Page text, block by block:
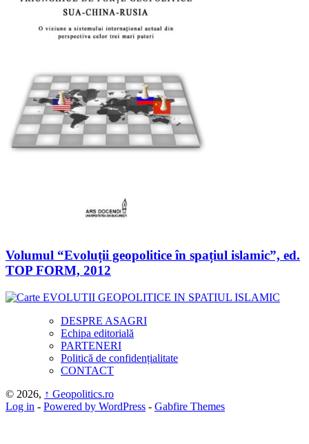
Volumul “Evoluții geopolitice în spațiul islamic”, ed.
TOP FORM, 2012
DESPRE ASAGRI
Echipa editorială
PARTENERI
Politică de confidențialitate
CONTACT
© 2026, ↑ Geopolitics.ro
Log in - Powered by WordPress - Gabfire Themes